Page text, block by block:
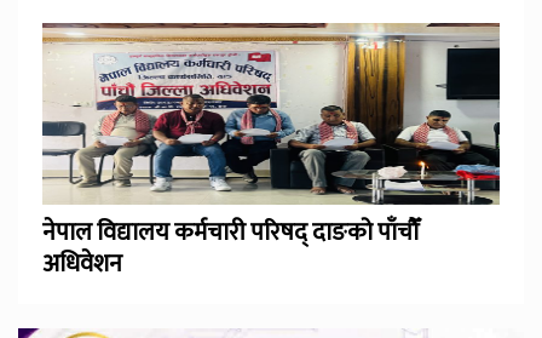
नेपाल विद्यालय कर्मचारी परिषद् दाङको पाँचौँ
अधिवेशन